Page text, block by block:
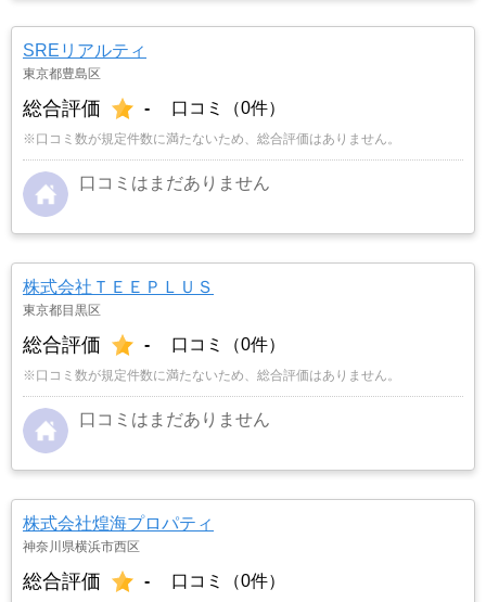
SREリアルティ
東京都豊島区
総合評価 - 口コミ（0件）
※口コミ数が規定件数に満たないため、総合評価はありません。
口コミはまだありません
株式会社ＴＥＥＰＬＵＳ
東京都目黒区
総合評価 - 口コミ（0件）
※口コミ数が規定件数に満たないため、総合評価はありません。
口コミはまだありません
株式会社煌海プロパティ
神奈川県横浜市西区
総合評価 - 口コミ（0件）